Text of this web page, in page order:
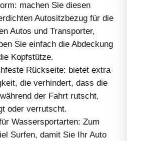
machen Sie diesen
Autositzbezug für die
Autos und Transporter,
Sie einfach die Abdeckung
Kopfstütze.
Rückseite: bietet extra
die verhindert, dass die
der Fahrt rutscht,
oder verrutscht.
Wassersportarten: Zum
Surfen, damit Sie Ihr Auto